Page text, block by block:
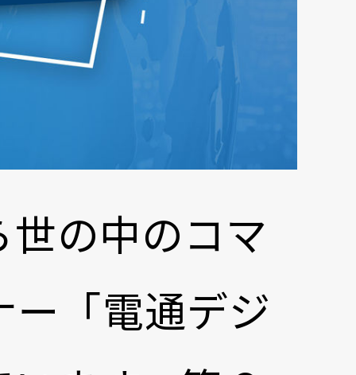
の中のコマ
ー「電通デジ